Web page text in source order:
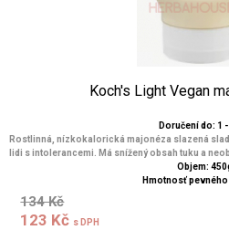
Koch's Light Vegan
Doručení do: 1
Rostlinná, nízkokalorická majonéza slazená
lidi s intolerancemi. Má snížený obsah tuku a
Objem:
Hmotnosť
134 Kč
123 Kč s DPH